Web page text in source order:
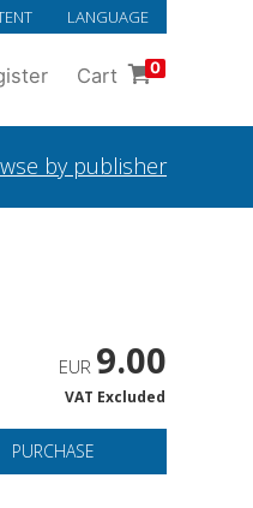
LANGUAGE
Cart 0
by publisher
EUR 9.00
VAT Excluded
PURCHASE